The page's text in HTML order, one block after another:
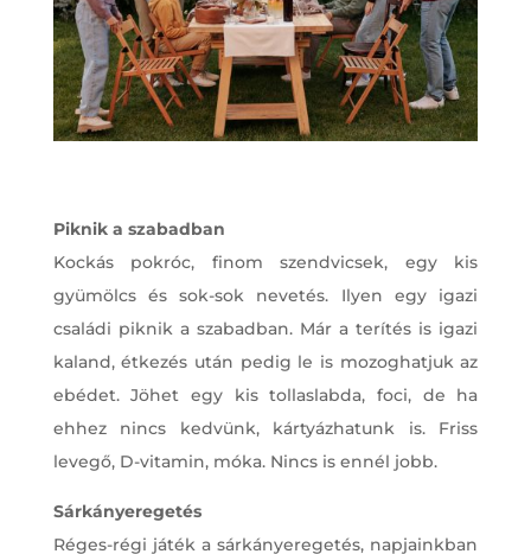
Piknik a szabadban
Kockás pokróc, finom szendvicsek, egy kis
gyümölcs és sok-sok nevetés. Ilyen egy igazi
családi piknik a szabadban. Már a terítés is igazi
kaland, étkezés után pedig le is mozoghatjuk az
ebédet. Jöhet egy kis tollaslabda, foci, de ha
ehhez nincs kedvünk, kártyázhatunk is. Friss
levegő, D-vitamin, móka. Nincs is ennél jobb.
Sárkányeregetés
Réges-régi játék a sárkányeregetés, napjainkban